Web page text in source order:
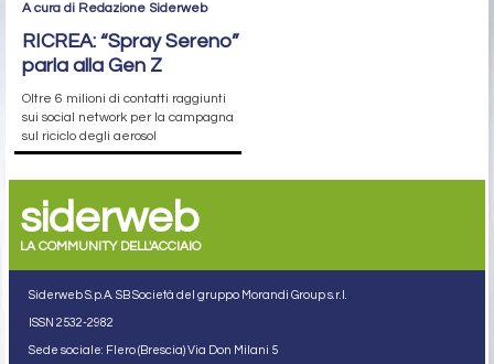
A cura di Redazione Siderweb
RICREA: “Spray Sereno”
parla alla Gen Z
Oltre 6 milioni di contatti raggiunti
sui social network per la campagna
sul riciclo degli aerosol
siderweb
LA COMMUNITY DELL'ACCIAIO
Siderweb S.p.A. SB Società del gruppo Morandi Group s.r.l.
ISSN 2532-2982
Sede sociale: Flero (Brescia) Via Don Milani 5